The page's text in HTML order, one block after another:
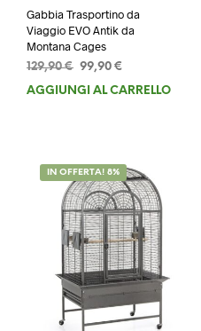
Gabbia Trasportino da
Viaggio EVO Antik da
Montana Cages
129,90€ Il
prezzo
99,90 €
prezzo
AGGIUNGI AL CARRELLO
IN OFFERTA! 8%